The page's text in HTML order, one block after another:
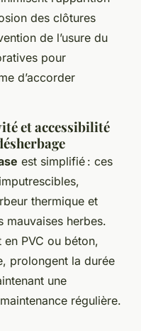
des clôtures
de l’usure du
pour
d’accorder
et accessibilité
est simplifié : ces
thermique et
mauvaises herbes.
en PVC ou béton,
prolongent la durée
une
régulière.